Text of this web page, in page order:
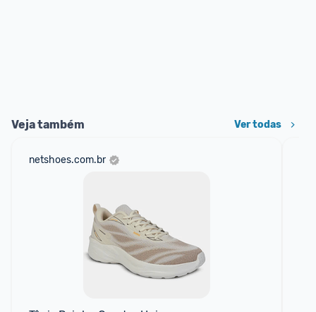
Veja também Ver todas
netshoes.com.br